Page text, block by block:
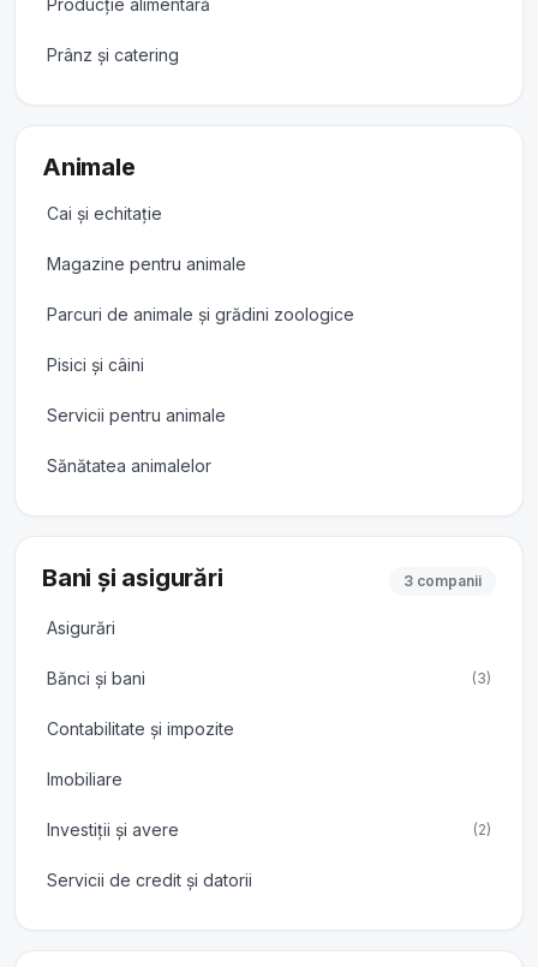
Producție alimentară
Prânz și catering
Animale
Cai și echitație
Magazine pentru animale
Parcuri de animale și grădini zoologice
Pisici și câini
Servicii pentru animale
Sănătatea animalelor
Bani și asigurări 3 companii
Asigurări
Bănci și bani (3)
Contabilitate și impozite
Imobiliare
Investiții și avere (2)
Servicii de credit și datorii